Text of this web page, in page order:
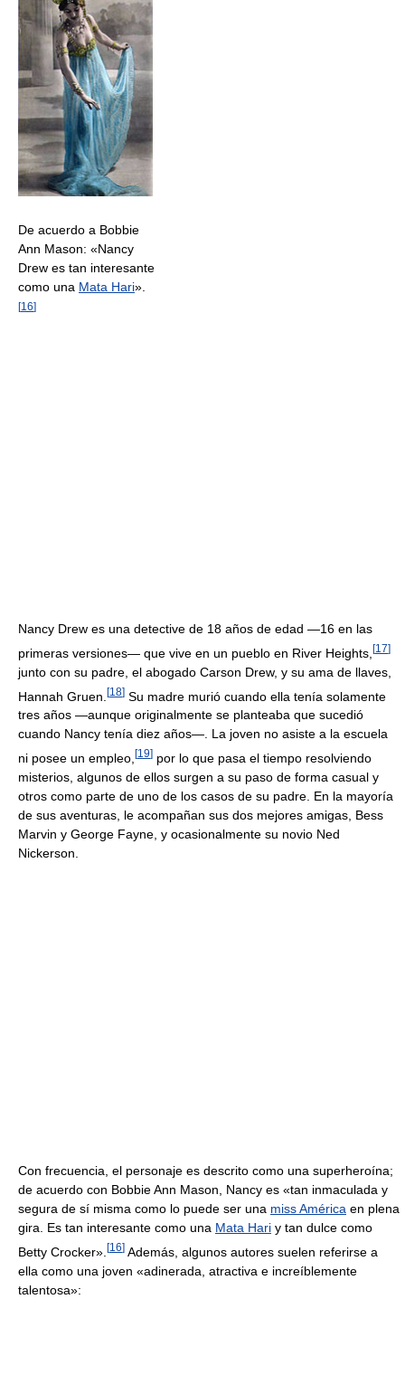
De acuerdo a Bobbie
Ann Mason: «Nancy
Drew es tan interesante
como una Mata Hari».
[16]
Nancy Drew es una detective de 18 años de edad —16 en las
primeras versiones— que vive en un pueblo en River Heights, [17]
junto con su padre, el abogado Carson Drew, y su ama de llaves,
Hannah Gruen. [18] Su madre murió cuando ella tenía solamente
tres años —aunque originalmente se planteaba que sucedió
cuando Nancy tenía diez años—. La joven no asiste a la escuela
ni posee un empleo, [19] por lo que pasa el tiempo resolviendo
misterios, algunos de ellos surgen a su paso de forma casual y
otros como parte de uno de los casos de su padre. En la mayoría
de sus aventuras, le acompañan sus dos mejores amigas, Bess
Marvin y George Fayne, y ocasionalmente su novio Ned
Nickerson.
Con frecuencia, el personaje es descrito como una superheroína;
de acuerdo con Bobbie Ann Mason, Nancy es «tan inmaculada y
segura de sí misma como lo puede ser una miss América en plena
gira. Es tan interesante como una Mata Hari y tan dulce como
Betty Crocker». [16] Además, algunos autores suelen referirse a
ella como una joven «adinerada, atractiva e increíblemente
talentosa»: